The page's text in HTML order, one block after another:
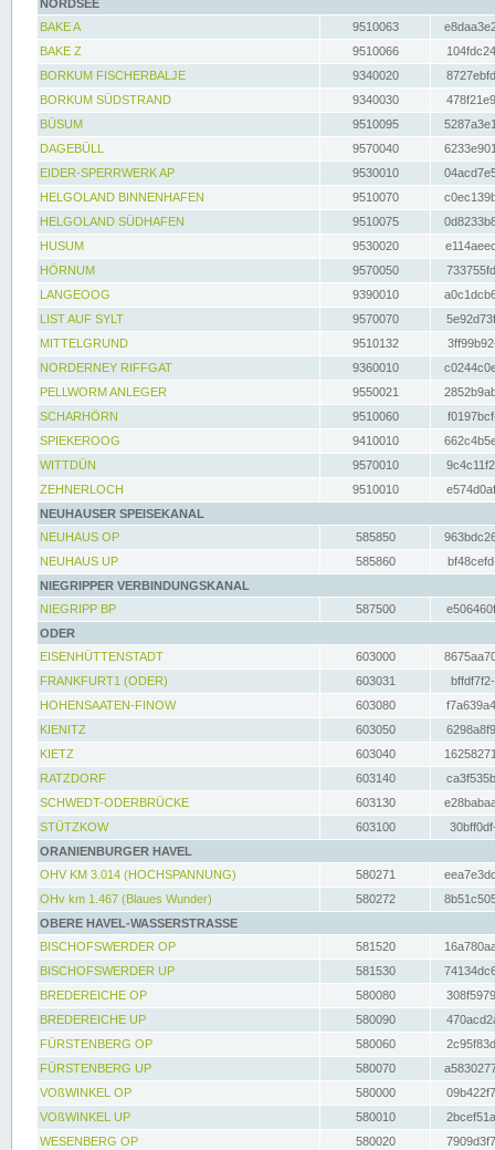
NORDSEE
BAKE A
9510063
BAKE Z
9510066
BORKUM FISCHERBALJE
9340020
BORKUM SÜDSTRAND
9340030
BÜSUM
9510095
DAGEBÜLL
9570040
EIDER-SPERRWERK AP
9530010
HELGOLAND BINNENHAFEN
9510070
HELGOLAND SÜDHAFEN
9510075
HUSUM
9530020
HÖRNUM
9570050
LANGEOOG
9390010
LIST AUF SYLT
9570070
MITTELGRUND
9510132
NORDERNEY RIFFGAT
9360010
PELLWORM ANLEGER
9550021
SCHARHÖRN
9510060
SPIEKEROOG
9410010
WITTDÜN
9570010
ZEHNERLOCH
9510010
NEUHAUSER SPEISEKANAL
NEUHAUS OP
585850
NEUHAUS UP
585860
NIEGRIPPER VERBINDUNGSKANAL
NIEGRIPP BP
587500
ODER
EISENHÜTTENSTADT
603000
FRANKFURT1 (ODER)
603031
HOHENSAATEN-FINOW
603080
KIENITZ
603050
KIETZ
603040
RATZDORF
603140
SCHWEDT-ODERBRÜCKE
603130
STÜTZKOW
603100
ORANIENBURGER HAVEL
OHV KM 3.014 (HOCHSPANNUNG)
580271
OHv km 1.467 (Blaues Wunder)
580272
OBERE HAVEL-WASSERSTRASSE
BISCHOFSWERDER OP
581520
BISCHOFSWERDER UP
581530
BREDEREICHE OP
580080
BREDEREICHE UP
580090
FÜRSTENBERG OP
580060
FÜRSTENBERG UP
580070
VOßWINKEL OP
580000
VOßWINKEL UP
580010
WESENBERG OP
580020